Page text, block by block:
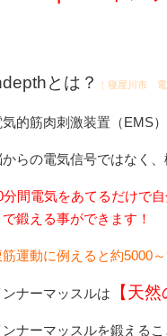
とは？ ￤寝屋川市
気的筋肉刺激装置（EMS
からの電気信号ではなく
分間電気をあてるだけで
で鍛える事ができます！
筋運動に例えると約5000
ンナーマッスルは 【天
ンナーマッスルを鍛える